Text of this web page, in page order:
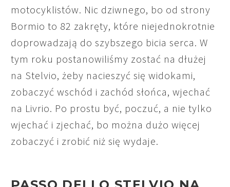
motocyklistów. Nic dziwnego, bo od strony
Bormio to 82 zakręty, które niejednokrotnie
doprowadzają do szybszego bicia serca. W
tym roku postanowiliśmy zostać na dłużej
na Stelvio, żeby nacieszyć się widokami,
zobaczyć wschód i zachód słońca, wjechać
na Livrio. Po prostu być, poczuć, a nie tylko
wjechać i zjechać, bo można dużo więcej
zobaczyć i zrobić niż się wydaje.